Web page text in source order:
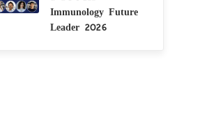
Immunology Future
Leader 2026